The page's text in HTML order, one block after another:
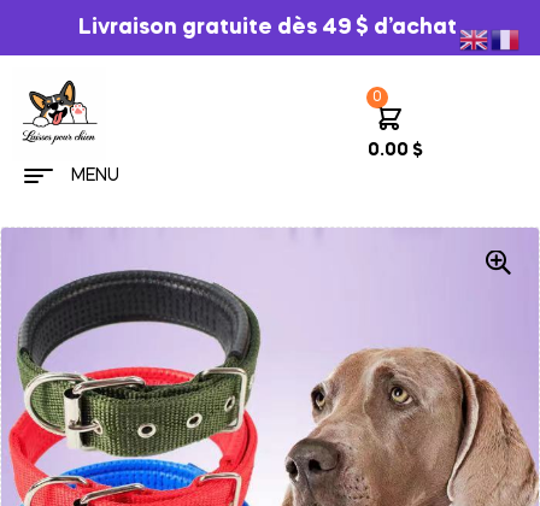
Livraison gratuite dès 49 $ d’achat
MENU
0
0.00$